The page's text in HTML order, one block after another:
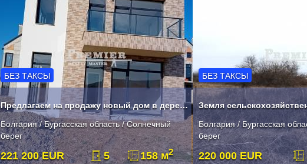
БЕЗ ТАКСЫ
Предлагаем на продажу новый дом в деревне Кошарица.
Болгария / Бургасская область / Солнечный
берег
221 200 EUR 5 158 м2
БЕЗ ТАКСЫ
Болгария / Бургасская
берег
220 000 EUR